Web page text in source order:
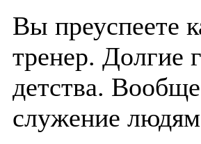
Вы преуспеете
тренер. Долгие
детства.
служение